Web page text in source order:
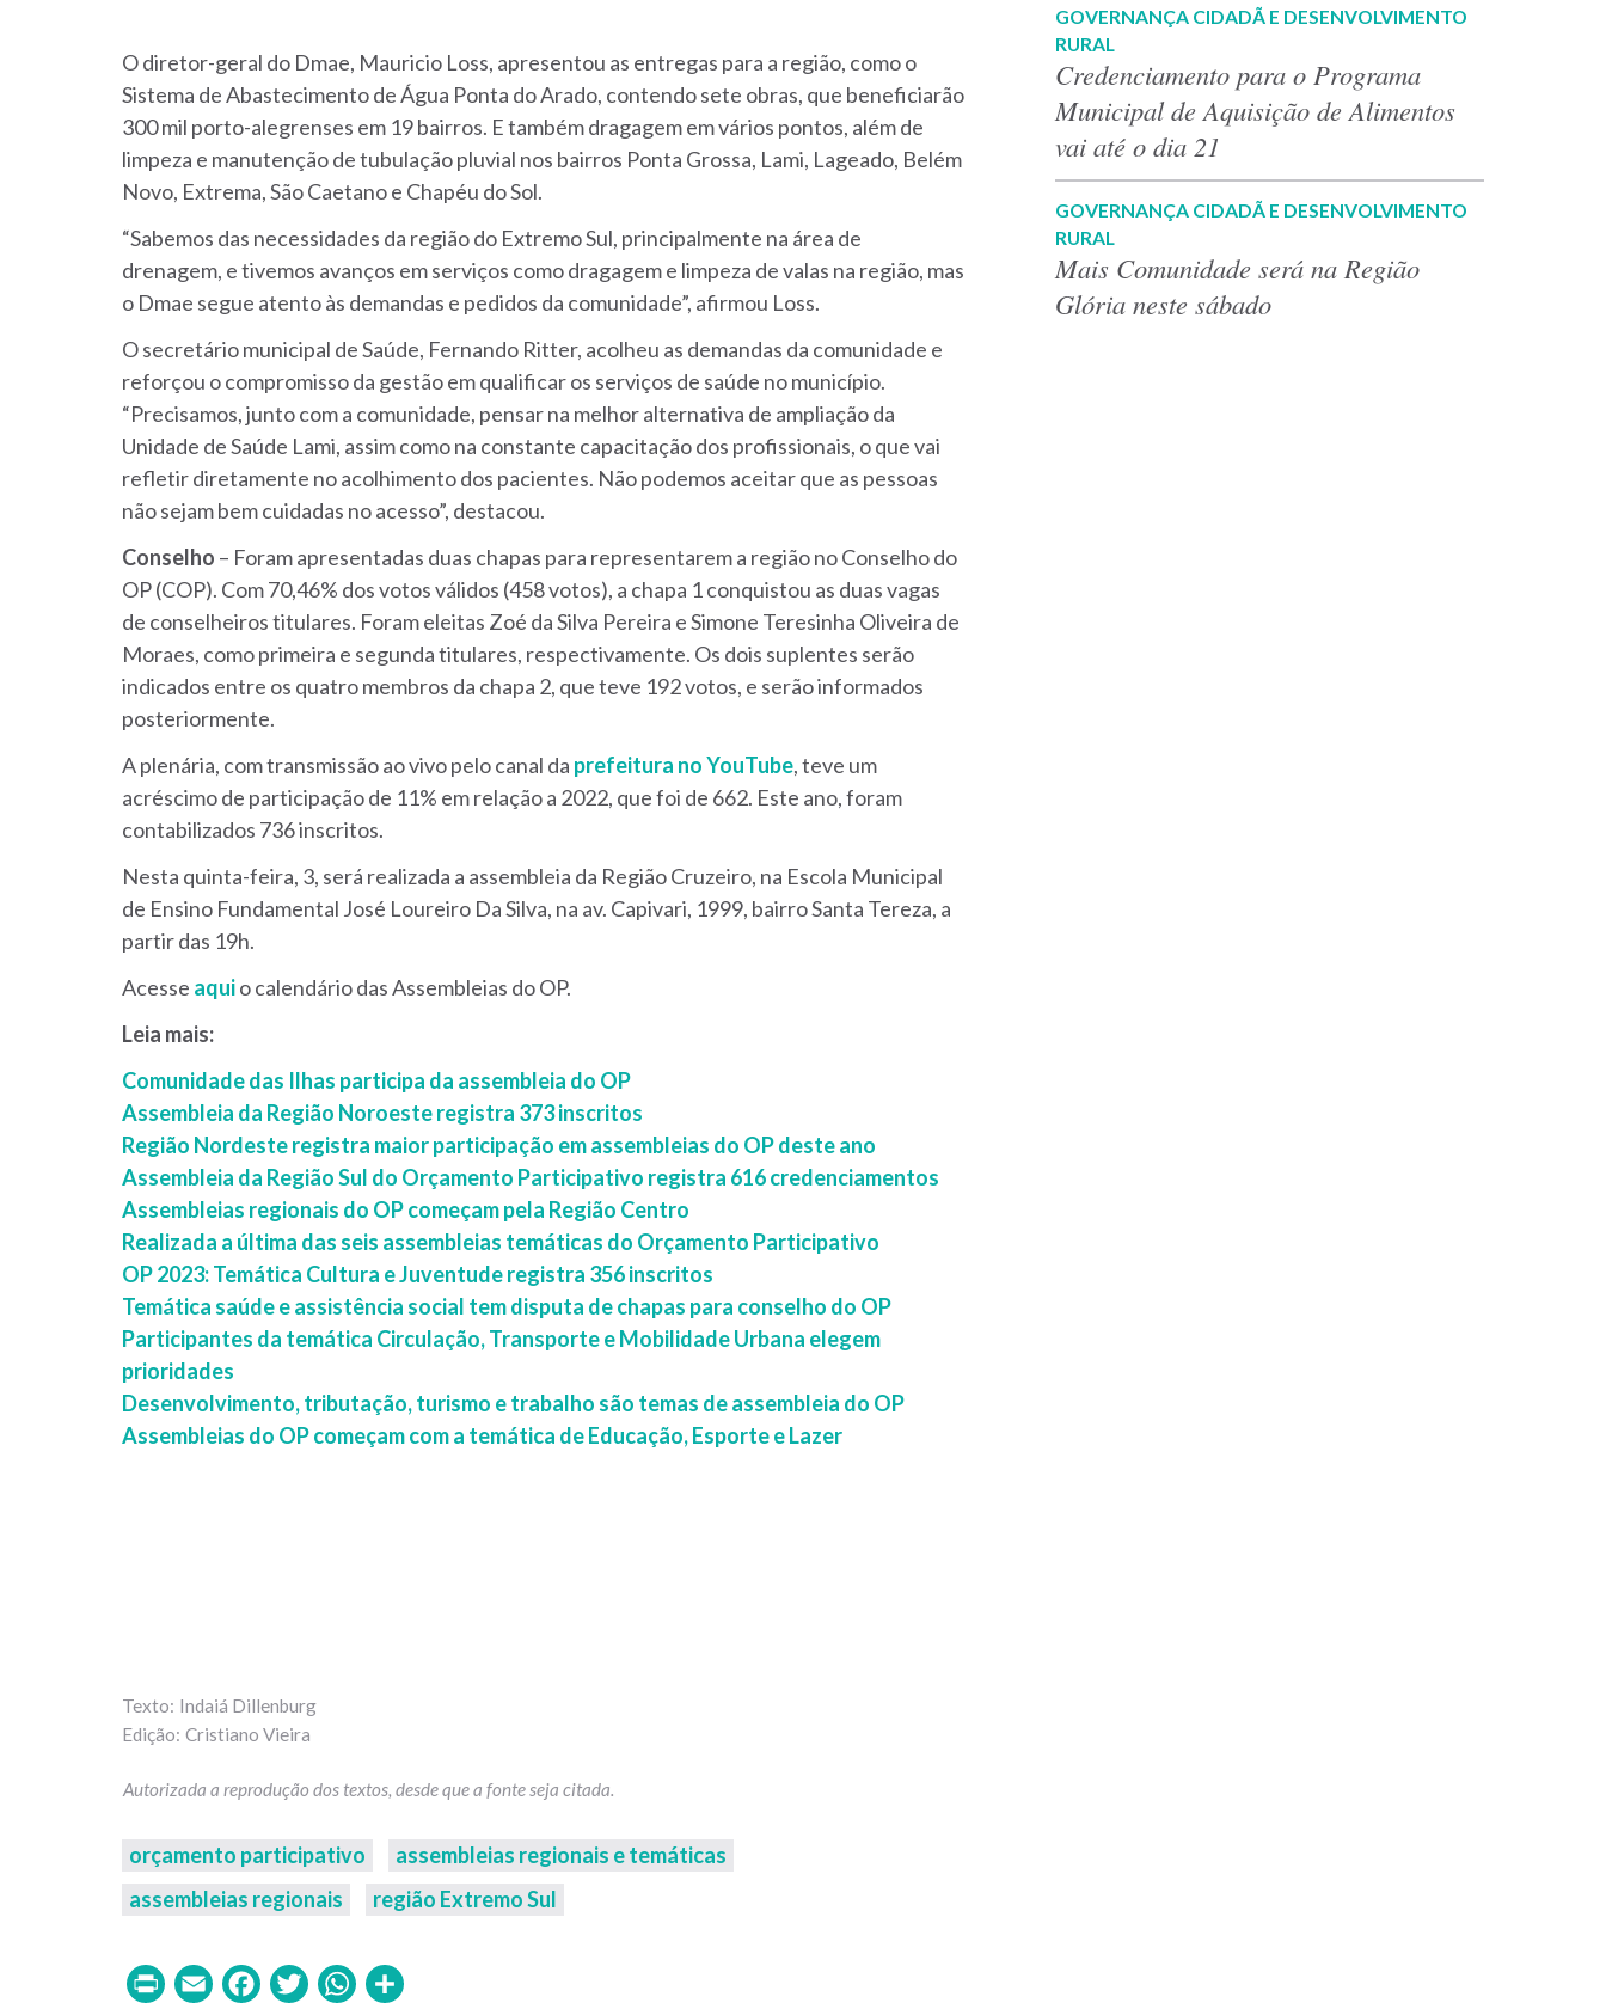
O diretor-geral do Dmae, Mauricio Loss, apresentou as entregas para a região, como o
Sistema de Abastecimento de Água Ponta do Arado, contendo sete obras, que beneficiarão
300 mil porto-alegrenses em 19 bairros. E também dragagem em vários pontos, além de
limpeza e manutenção de tubulação pluvial nos bairros Ponta Grossa, Lami, Lageado, Belém
Novo, Extrema, São Caetano e Chapéu do Sol.
“Sabemos das necessidades da região do Extremo Sul, principalmente na área de
drenagem, e tivemos avanços em serviços como dragagem e limpeza de valas na região, mas
o Dmae segue atento às demandas e pedidos da comunidade”, afirmou Loss.
O secretário municipal de Saúde, Fernando Ritter, acolheu as demandas da comunidade e
reforçou o compromisso da gestão em qualificar os serviços de saúde no município.
“Precisamos, junto com a comunidade, pensar na melhor alternativa de ampliação da
Unidade de Saúde Lami, assim como na constante capacitação dos profissionais, o que vai
refletir diretamente no acolhimento dos pacientes. Não podemos aceitar que as pessoas
não sejam bem cuidadas no acesso”, destacou.
Conselho – Foram apresentadas duas chapas para representarem a região no Conselho do
OP (COP). Com 70,46% dos votos válidos (458 votos), a chapa 1 conquistou as duas vagas
de conselheiros titulares. Foram eleitas Zoé da Silva Pereira e Simone Teresinha Oliveira de
Moraes, como primeira e segunda titulares, respectivamente. Os dois suplentes serão
indicados entre os quatro membros da chapa 2, que teve 192 votos, e serão informados
posteriormente.
A plenária, com transmissãoao vivo pelocanal da prefeitura no YouTube,teve um
acréscimo de participação de 11% em relação a 2022, que foi de 662. Este ano, foram
contabilizados 736 inscritos.
Nesta quinta-feira, 3, será realizada a assembleia da Região Cruzeiro, na Escola Municipal
de Ensino Fundamental José Loureiro Da Silva, na av. Capivari, 1999, bairro Santa Tereza, a
partir das 19h.
Acesse aquio calendário das Assembleias do OP.
Leia mais:
Comunidade das Ilhas participa da assembleia do OP
Assembleia da Região Noroeste registra 373 inscritos
Região Nordeste registra maior participação em assembleias do OP deste ano
Assembleia da Região Sul do Orçamento Participativo registra 616 credenciamentos
Assembleias regionais do OP começam pela Região Centro
Realizada a última das seis assembleias temáticas do Orçamento Participativo
OP 2023: Temática Cultura e Juventude registra 356 inscritos
Temática saúde e assistência social tem disputa de chapas para conselho do OP
Participantes da temática Circulação, Transporte e Mobilidade Urbana elegem
prioridades
Desenvolvimento, tributação, turismo e trabalho são temas de assembleia do OP
Assembleias do OP começam com a temática de Educação, Esporte e Lazer
Indaiá Dillenburg
Cristiano Vieira
orçamento participativo
assembleias regionais e temáticas
assembleias regionais
região Extremo Sul
PrintEmailFacebook
TwitterWhatsApp
GOVERNANÇA CIDADÃ E DESENVOLVIMENTO
RURAL
Credenciamento para o Programa
Municipal de Aquisição de Alimentos
vai até o dia 21
GOVERNANÇA CIDADÃ E DESENVOLVIMENTO
RURAL
Mais Comunidade será na Região
Glória neste sábado